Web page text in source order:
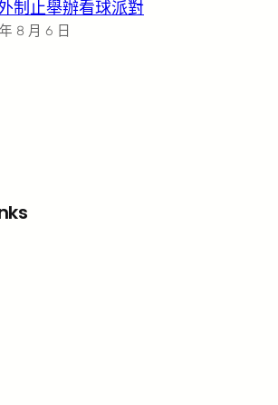
制止舉辦看球派對
8 月 6 日